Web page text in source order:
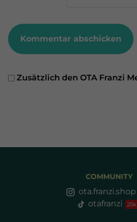
Zusätzlich den OTA Franzi
COMMUNITY
ota.franzi.shop
otafranzi